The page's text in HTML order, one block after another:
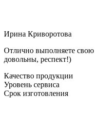
Ирина Криворотова
Отлично выполняете свою
довольны, респект!)
Качество продукции
Уровень сервиса
Срок изготовления